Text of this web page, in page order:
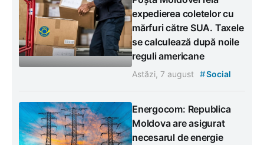
expedierea coletelor cu
mărfuri către SUA. Taxele
se calculează după noile
reguli americane
Astăzi, 7 august #Social
Energocom: Republica
Moldova are asigurat
necesarul de energie